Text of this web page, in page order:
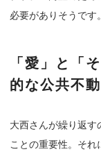
必要がありそうです。
「愛」と「
的な公共不
大西さんが繰り返す
ことの重要性。それ